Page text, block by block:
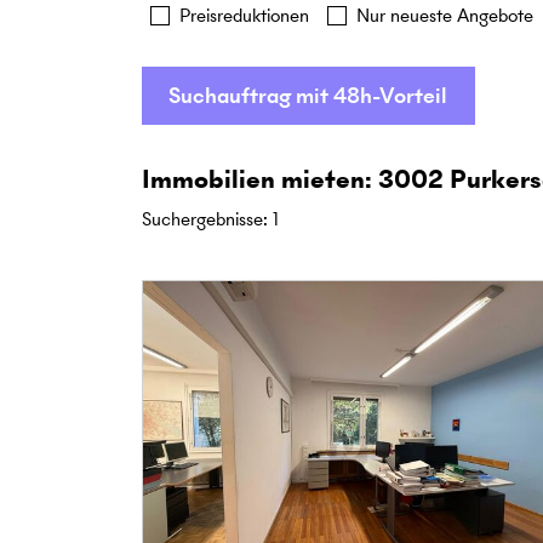
Preisreduktionen Nur neueste Angebote
Suchauftrag mit 48h-Vorteil
Immobilien mieten: 3002
Suchergebnisse: 1